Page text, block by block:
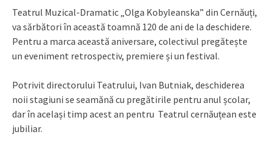
Teatrul Muzical-Dramatic „Olga Kobyleanska” din Cernăuți,
va sărbători în această toamnă 120 de ani de la deschidere.
Pentru a marca această aniversare, colectivul pregătește
un eveniment retrospectiv, premiere și un festival.
Potrivit directorului Teatrului, Ivan Butniak, deschiderea
noii stagiuni se seamănă cu pregătirile pentru anul școlar,
dar în același timp acest an pentru Teatrul cernăuțean este
jubiliar.